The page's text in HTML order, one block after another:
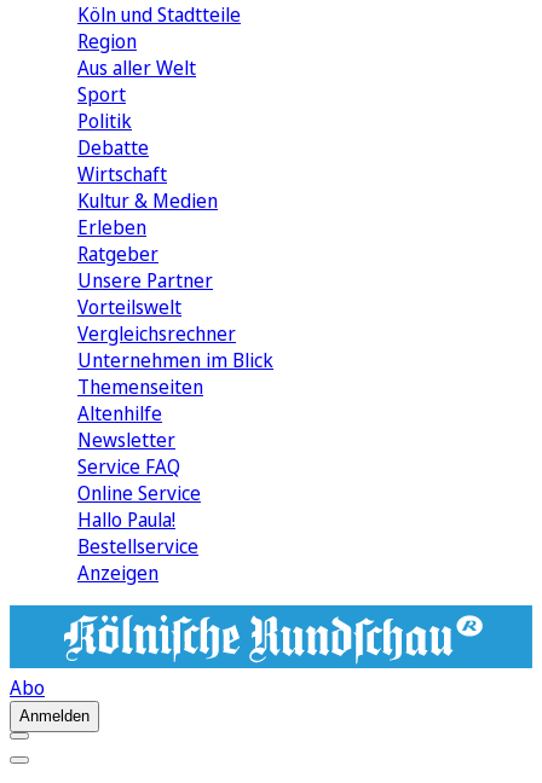
Köln und Stadtteile
Region
Aus aller Welt
Sport
Politik
Debatte
Wirtschaft
Kultur & Medien
Erleben
Ratgeber
Unsere Partner
Vorteilswelt
Vergleichsrechner
Unternehmen im Blick
Themenseiten
Altenhilfe
Newsletter
Service FAQ
Online Service
Hallo Paula!
Bestellservice
Anzeigen
Abo
Anmelden